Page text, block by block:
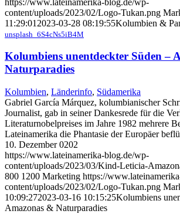
content/uploads/2023/02/Logo-Tukan.png
11:29:01 2023-03-28 08:19:55Kolumbien &
unsplash_6S4cNs5iB4M
Kolumbiens unentdeckter Süden –
Naturparadies
Kolumbien, Länderinfo, Südamerika
Gabriel García Márquez, kolumbianischer
Journalist, gab in seiner Dankesrede für die
Literaturnobelpreises im Jahre 1982 mehrere
Lateinamerika die Phantasie der Europäer
10. Dezember 0202
https://www.lateinamerika-blog.de/wp-
content/uploads/2023/03/Kind-Leticia-
800 1200 Marketing https://
content/uploads/2023/02/Logo-Tukan.png
10:09:272023-03-16 10:15:25Kolumbiens
Amazonas & Naturparadies